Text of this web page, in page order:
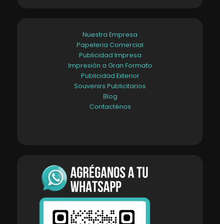
Nuestra Empresa
Papeleria Comercial
Publicidad Impresa
Impresión a Gran Formato
Publicidad Exterior
Souvenirs Publicitarios
Blog
Contacténos